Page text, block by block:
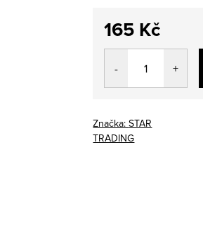
165 Kč
Měrná
Značka:STAR
TRADING